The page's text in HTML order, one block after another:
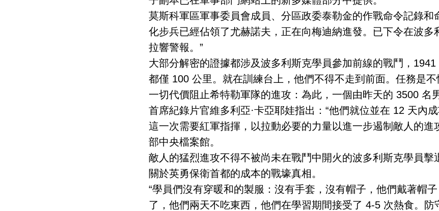
莫斯科軍區軍事委員會成員、分區政委泰勒金的作戰命令記錄和
化步兵已經佔領了尤赫諾夫，正在向梅迪納進發。已下令在波多
拉響警報。”
大部分解密的證據都涉及波多利斯克學員參加前線的戰鬥，
都僅 100 公里。就在訓練台上，他們不得不走到前面。任務是不
一切代價阻止希特勒軍隊的進攻：為此，一個由昨天的 3500 名
首席紀錄片官維多利亞·卡亞耶娃指出：“他們就位並在 12 天內
這一次需要紅軍指揮，以拉動必要的力量以進一步遏制敵人的進
部中央檔案館。
敵人的猛烈進攻不得不被尚未在戰鬥中開火的波多利斯克學員擊
關於英勇保衛首都的成本的戰壕真相。
“學員們沒有穿暖和的製服：沒有手套，沒有帽子，他們戴著帽
了，他們兩天不吃東西，他們在學習期間接受了 4-5 次熱食。防